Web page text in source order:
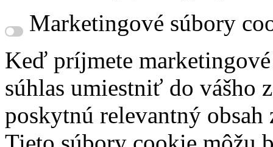
Marketingové súbory
Keď príjmete
súhlas umiestniť do vášho
poskytnú relevantný